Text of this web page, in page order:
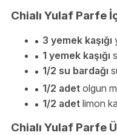
Chialı Yulaf Parfe
3 yemek kaşığı
1 yemek kaşığı
1/2 su bardağı
1/2 adet olgun
1/2 adet limon
Chialı Yulaf Parfe